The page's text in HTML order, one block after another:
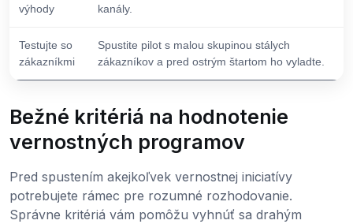
výhody
kanály.
Testujte so
zákazníkmi
Spustite pilot s malou skupinou stálych
zákazníkov a pred ostrým štartom ho vyladte.
Bežné kritériá na hodnotenie
vernostných programov
Pred spustením akejkoľvek vernostnej iniciatívy
potrebujete rámec pre rozumné rozhodovanie.
Správne kritériá vám pomôžu vyhnúť sa drahým